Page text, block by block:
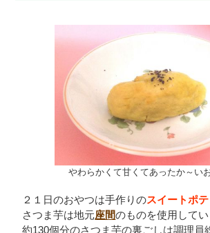
やわらかくて甘くてあったか～い
２１日のおやつは手作りのスイートポテ
さつま芋は地元座間のものを使用してい
約130個分のさつま芋の裏ごしは調理員